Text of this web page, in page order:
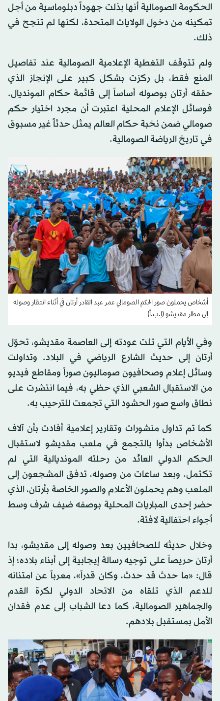
الحكومة الصومالية أنها بذلت جهوداً دبلوماسية من أجل
تمكينه من دخول الولايات المتحدة، لكنها لم تنجح في
ذلك.
ولم تتوقف التغطية الإعلامية الصومالية عند تفاصيل
المنع فقط، بل ركزت بشكل كبير على الإنجاز الذي
حققه أرتان بوصوله أساساً إلى قائمة حكام المونديال.
فوسائل الإعلام المحلية اعتبرت أن مجرد اختيار حكم
صومالي ضمن نخبة حكام العالم يمثل حدثاً غير مسبوق
في تاريخ الرياضة الصومالية.
أشخاص يحملون صور الحكم الصومالي عمر عبد القادر أرتان في أثناء انتظار وصوله
إلى مطار مقديشو (إ.ب.أ)
وفي الأيام التي تلت عودته إلى العاصمة مقديشو، تحوّل
أرتان إلى حديث الشارع الرياضي في البلاد. وتداولت
وسائل إعلام وصحافيون صوماليون صوراً ومقاطع فيديو
من الاستقبال الشعبي الذي حظي به، فيما انتشرت على
نطاق واسع صور الحشود التي تجمعت للترحيب به.
كما تم تداول منشورات وتقارير إعلامية أفادت بأن آلاف
الأشخاص بدأوا بالتجمع في ملعب مقديشو لاستقبال
الحكم الدولي العائد من رحلته المونديالية التي لم
تكتمل. وبعد ساعات من وصوله، تدفق المشجعون إلى
الملعب وهم يحملون الأعلام والصور الخاصة بأرتان، الذي
حضر إحدى المباريات المحلية بوصفه ضيف شرف وسط
أجواء احتفالية لافتة.
وخلال حديثه للصحافيين بعد وصوله إلى مقديشو، بدا
أرتان حريصاً على توجيه رسالة إيجابية إلى أبناء بلاده؛ إذ
قال: «ما حدث قد حدث، وكان قدراً»، معرباً عن امتنانه
للدعم الذي تلقاه من الاتحاد الدولي لكرة القدم
والجماهير الصومالية، كما دعا الشباب إلى عدم فقدان
الأمل بمستقبل بلادهم.